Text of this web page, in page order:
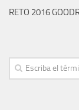
RETO 2016